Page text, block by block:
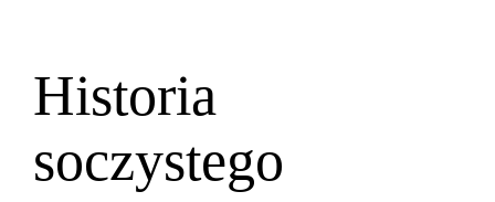
Historia
soczystego